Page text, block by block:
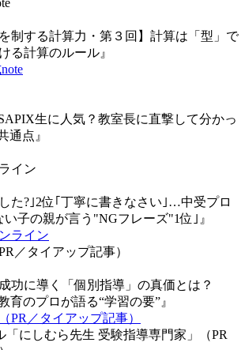
制する計算力・第３回】計算は「型」で
る計算のルール』
生に人気？教室長に直撃して分かっ
通点』
イン
た?｣2位｢丁寧に書きなさい｣…中受プロ
子の親が言う"NGフレーズ"1位｣』
／タイアップ記事）
功に導く「個別指導」の真価とは？
育のプロが語る“学習の要”』
「にしむら先生 受験指導専門家」（PR